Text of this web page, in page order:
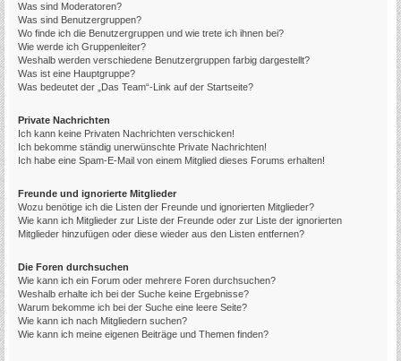
Was sind Moderatoren?
Was sind Benutzergruppen?
Wo finde ich die Benutzergruppen und wie trete ich ihnen bei?
Wie werde ich Gruppenleiter?
Weshalb werden verschiedene Benutzergruppen farbig dargestellt?
Was ist eine Hauptgruppe?
Was bedeutet der „Das Team“-Link auf der Startseite?
Private Nachrichten
Ich kann keine Privaten Nachrichten verschicken!
Ich bekomme ständig unerwünschte Private Nachrichten!
Ich habe eine Spam-E-Mail von einem Mitglied dieses Forums erhalten!
Freunde und ignorierte Mitglieder
Wozu benötige ich die Listen der Freunde und ignorierten Mitglieder?
Wie kann ich Mitglieder zur Liste der Freunde oder zur Liste der ignorierten
Mitglieder hinzufügen oder diese wieder aus den Listen entfernen?
Die Foren durchsuchen
Wie kann ich ein Forum oder mehrere Foren durchsuchen?
Weshalb erhalte ich bei der Suche keine Ergebnisse?
Warum bekomme ich bei der Suche eine leere Seite?
Wie kann ich nach Mitgliedern suchen?
Wie kann ich meine eigenen Beiträge und Themen finden?